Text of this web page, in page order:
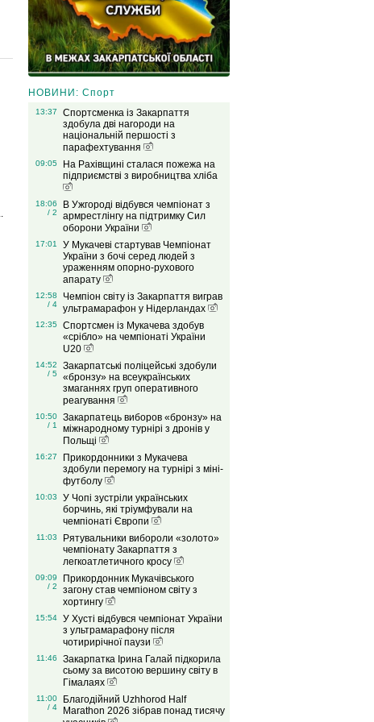
НОВИНИ: Спорт
13:37
Спортсменка із Закарпаття
здобула дві нагороди на
національній першості з
парафехтування
09:05
На Рахівщині сталася пожежа на
підприємстві з виробництва хліба
18:06
/ 2
В Ужгороді відбувся чемпіонат з
армрестлінгу на підтримку Сил
оборони України
17:01
У Мукачеві стартував Чемпіонат
України з бочі серед людей з
ураженням опорно-рухового
апарату
12:58
/ 4
Чемпіон світу із Закарпаття виграв
ультрамарафон у Нідерландах
12:35
Спортсмен із Мукачева здобув
«срібло» на чемпіонаті України
U20
14:52
/ 5
Закарпатські поліцейські здобули
«бронзу» на всеукраїнських
змаганнях груп оперативного
реагування
10:50
/ 1
Закарпатець виборов «бронзу» на
міжнародному турнірі з дронів у
Польщі
16:27
Прикордонники з Мукачева
здобули перемогу на турнірі з міні-
футболу
10:03
У Чопі зустріли українських
борчинь, які тріумфували на
чемпіонаті Європи
11:03
Рятувальники вибороли «золото»
чемпіонату Закарпаття з
легкоатлетичного кросу
09:09
/ 2
Прикордонник Мукачівського
загону став чемпіоном світу з
хортингу
15:54
У Хусті відбувся чемпіонат України
з ультрамарафону після
чотирирічної паузи
11:46
Закарпатка Ірина Галай підкорила
сьому за висотою вершину світу в
Гімалаях
11:00
/ 4
Благодійний Uzhhorod Half
Marathon 2026 зібрав понад тисячу